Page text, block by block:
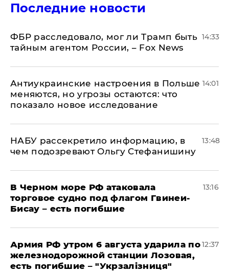
Последние новости
ФБР расследовало, мог ли Трамп быть
тайным агентом России, – Fox News
14:33
Антиукраинские настроения в Польше
меняются, но угрозы остаются: что
показало новое исследование
14:01
НАБУ рассекретило информацию, в
чем подозревают Ольгу Стефанишину
13:48
В Черном море РФ атаковала
торговое судно под флагом Гвинеи-
Бисау – есть погибшие
13:16
Армия РФ утром 6 августа ударила по
железнодорожной станции Лозовая,
есть погибшие – "Укрзалізниця"
12:37